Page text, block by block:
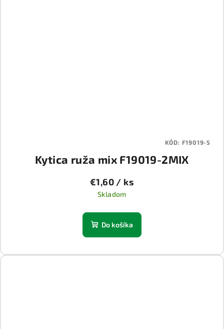
Kytica ruža mix F19019-2MIX
€1,60 / ks
Skladom
Do košíka
KÓD: F19019-5